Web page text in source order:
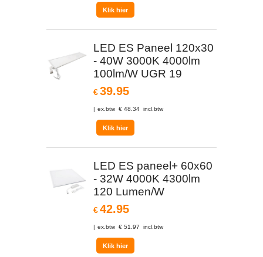
Klik hier
LED ES Paneel 120x30
- 40W 3000K 4000lm
100lm/W UGR 19
€39.95
ex.btw € 48.34 incl.btw
Klik hier
LED ES paneel+ 60x60
- 32W 4000K 4300lm
120 Lumen/W
€42.95
ex.btw € 51.97 incl.btw
Klik hier